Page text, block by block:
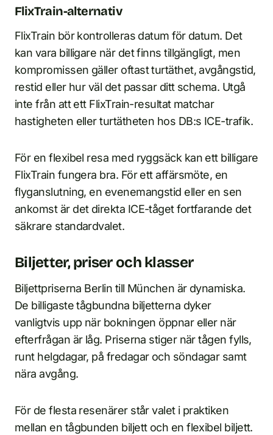
FlixTrain-alternativ
FlixTrain bör kontrolleras datum för datum. Det
kan vara billigare när det finns tillgängligt, men
kompromissen gäller oftast turtäthet, avgångstid,
restid eller hur väl det passar ditt schema. Utgå
inte från att ett FlixTrain-resultat matchar
hastigheten eller turtätheten hos DB:s ICE-trafik.
För en flexibel resa med ryggsäck kan ett billigare
FlixTrain fungera bra. För ett affärsmöte, en
flyganslutning, en evenemangstid eller en sen
ankomst är det direkta ICE-tåget fortfarande det
säkrare standardvalet.
Biljetter, priser och klasser
Biljettpriserna Berlin till München är dynamiska.
De billigaste tågbundna biljetterna dyker
vanligtvis upp när bokningen öppnar eller när
efterfrågan är låg. Priserna stiger när tågen fylls,
runt helgdagar, på fredagar och söndagar samt
nära avgång.
För de flesta resenärer står valet i praktiken
mellan en tågbunden biljett och en flexibel biljett.